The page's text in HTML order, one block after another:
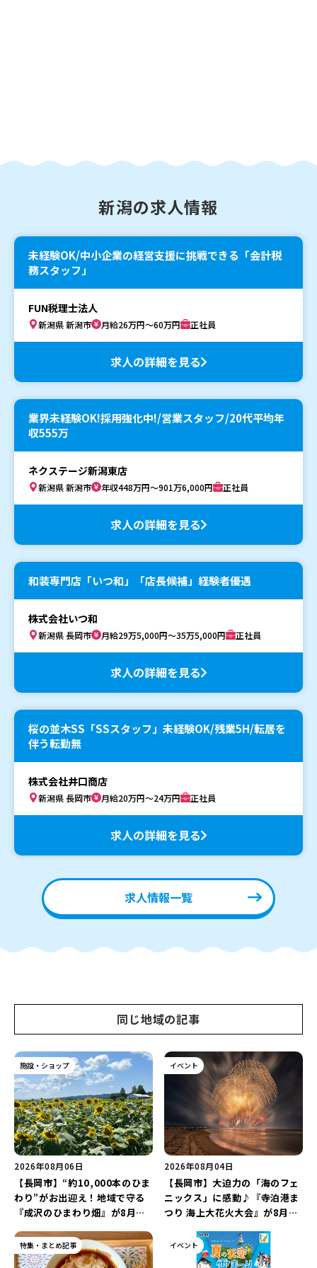
新潟の求人情報
未経験OK/中小企業の経営支援に挑戦できる「会計税
務スタッフ」
FUN税理士法人
新潟県 新潟市 月給26万円～60万円 正社員
求人の詳細を見る
業界未経験OK!採用強化中!/営業スタッフ/20代平均年
収555万
ネクステージ新潟東店
新潟県 新潟市 年収448万円～901万6,000円 正社員
求人の詳細を見る
和装専門店「いつ和」「店長候補」経験者優遇
株式会社いつ和
新潟県 長岡市 月給29万5,000円～35万5,000円 正社員
求人の詳細を見る
桜の並木SS「SSスタッフ」未経験OK/残業5H/転居を
伴う転勤無
株式会社井口商店
新潟県 長岡市 月給20万円～24万円 正社員
求人の詳細を見る
求人情報一覧
同じ地域の記事
施設・ショップ
2026年08月06日
【長岡市】“約10,000本のひま
わり”がお出迎え！地域で守る
『成沢のひまわり畑』が8月中
力を満喫しよう！
イベント
2026年08月04日
【長岡市】大迫力の「海のフェ
ニックス」に感動♪『寺泊港ま
つり 海上大花火大会』が8月7
5,000発の花火”を楽しもう♪
特集・まとめ記事 イベント